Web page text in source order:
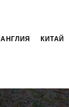
АНГЛИЯ
КИТАЙ